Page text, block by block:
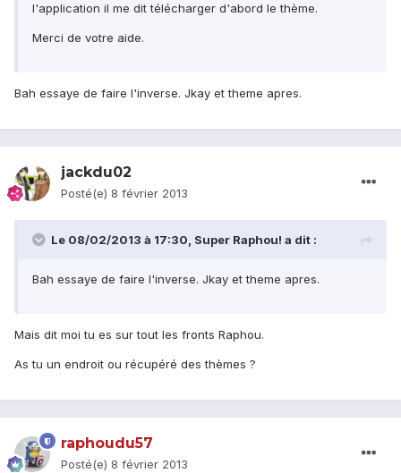
l'application il me dit télécharger d'abord le thème.
Merci de votre aide.
Bah essaye de faire l'inverse. Jkay et theme apres.
jackdu02
Posté(e) 8 février 2013
Le 08/02/2013 à 17:30, Super Raphou! a dit :
Bah essaye de faire l'inverse. Jkay et theme apres.
Mais dit moi tu es sur tout les fronts Raphou.
As tu un endroit ou récupéré des thèmes ?
raphoudu57
Posté(e) 8 février 2013